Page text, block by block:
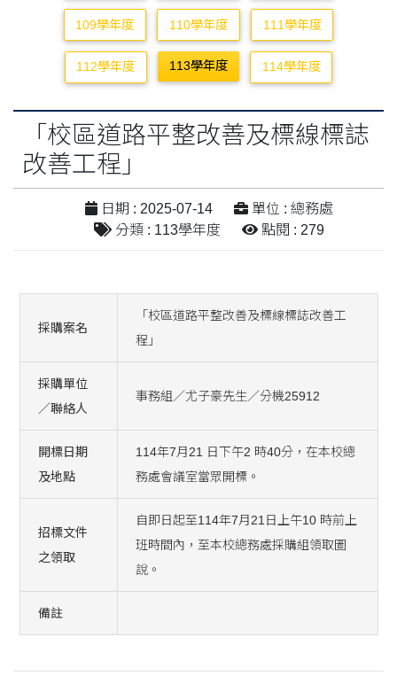
109學年度 110學年度 111學年度
112學年度 113學年度 114學年度
「校區道路平整改善及標線標誌
改善工程」
日期 : 2025-07-14
單位 : 總務處
分類 : 113學年度
點閱 : 279
採購案名
「校區道路平整改善及標線標誌改善工
程」
採購單位
／聯絡人
事務組／尤子豪先生／分機25912
開標日期
及地點
114年7月21 日下午2 時40分，在本校總
務處會議室當眾開標。
招標文件
之領取
自即日起至114年7月21日上午10 時前上
班時間內，至本校總務處採購組領取圖
說。
備註